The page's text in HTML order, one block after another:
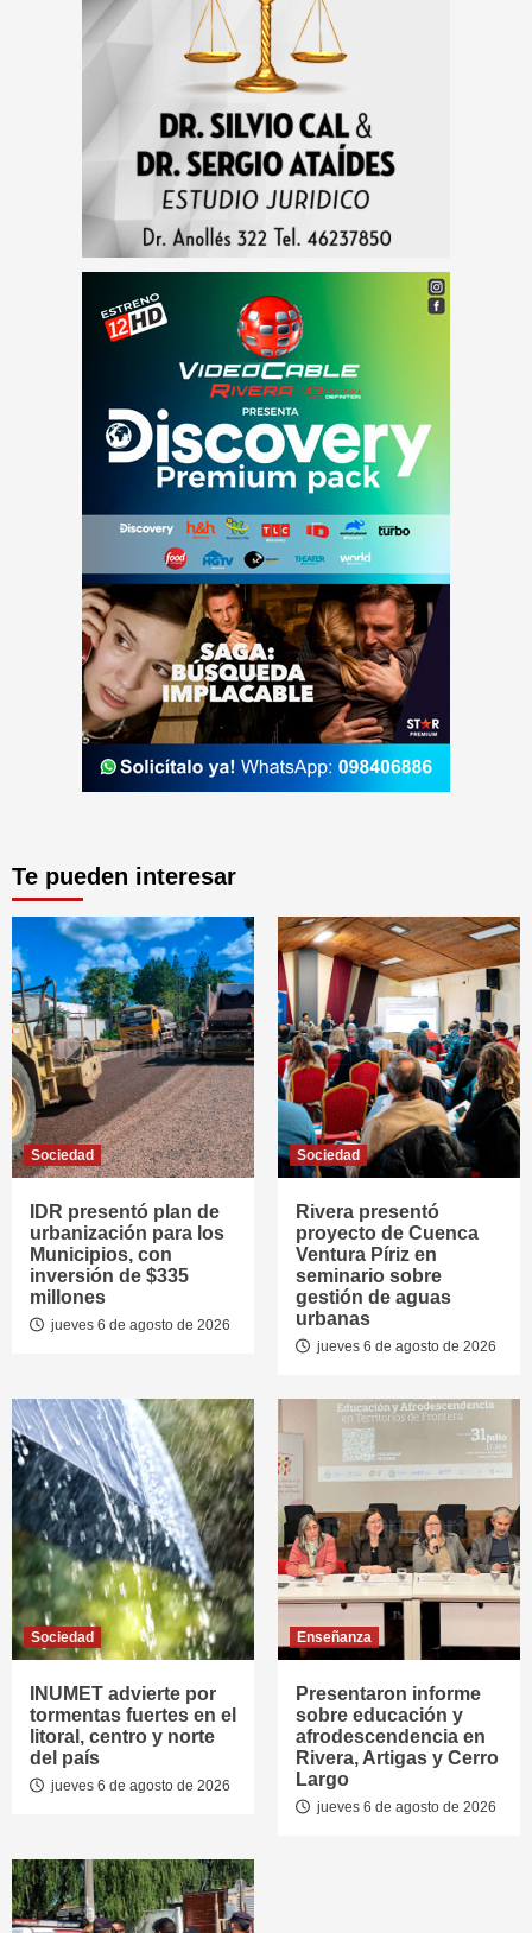
Te pueden interesar
Sociedad
IDR presentó plan de
urbanización para los
Municipios, con
inversión de $335
millones
jueves 6 de agosto de 2026
Sociedad
Rivera presentó
proyecto de Cuenca
Ventura Píriz en
seminario sobre
gestión de aguas
urbanas
jueves 6 de agosto de 2026
Sociedad
INUMET advierte por
tormentas fuertes en el
litoral, centro y norte
del país
jueves 6 de agosto de 2026
Enseñanza
Presentaron informe
sobre educación y
afrodescendencia en
Rivera, Artigas y Cerro
Largo
jueves 6 de agosto de 2026